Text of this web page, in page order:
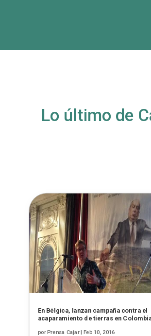
Lo último de
En Bélgica, lanzan campaña contra el
acaparamiento de tierras en
porPrensa Cajar| Feb 10, 2016